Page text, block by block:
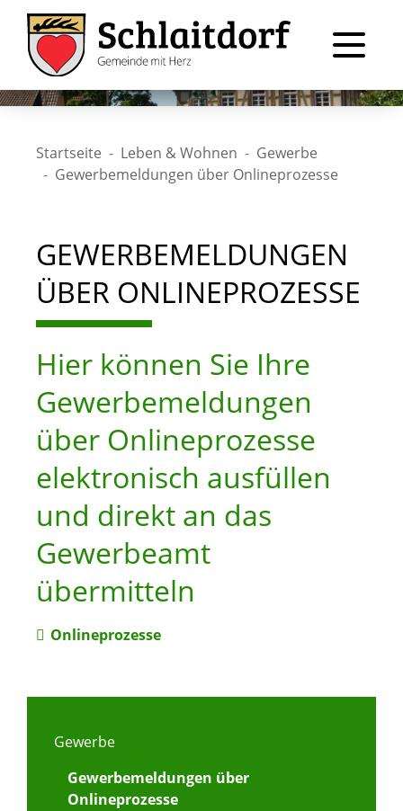
Startseite Leben & Wohnen
Gewerbe
Gewerbemeldungen über Onlineprozesse
GEWERBEMELDUNGEN
ÜBER ONLINEPROZESSE
Hier können Sie Ihre
Gewerbemeldungen
über Onlineprozesse
elektronisch ausfüllen
und direkt an das
Gewerbeamt
übermitteln
Onlineprozesse
Gewerbe
Gewerbemeldungen über
Onlineprozesse